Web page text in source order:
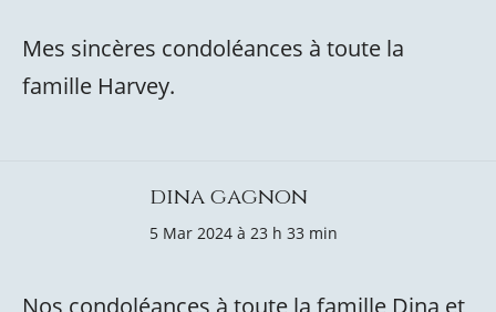
Mes sincères condoléances à toute la
famille Harvey.
dina gagnon
5 Mar 2024 à 23 h 33 min
Nos condoléances à toute la famille Dina et